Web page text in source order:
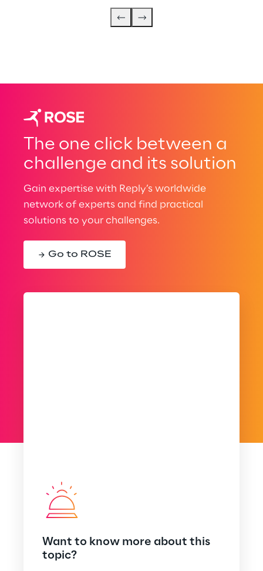
The one click between a
challenge and its solution
Gain expertise with Reply’s worldwide
network of experts and find practical
solutions to your challenges.
Go to ROSE
Want to know more about this
topic?